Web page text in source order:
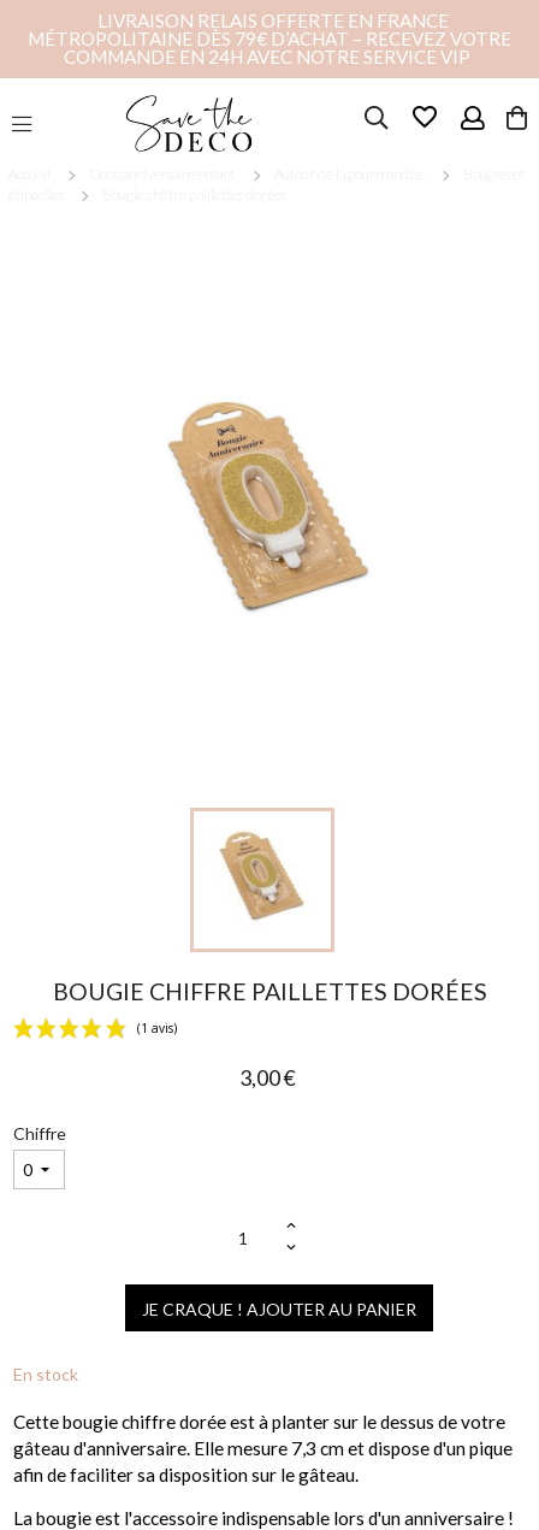
LIVRAISON RELAIS OFFERTE EN FRANCE
MÉTROPOLITAINE DÈS 79€ D’ACHAT – RECEVEZ VOTRE
COMMANDE EN 24H AVEC NOTRE SERVICE VIP
favorite_border
Accueil Deco anniversaire enfant Autour de la gourmandise
Bougies et
étincelles
Bougie chiffre paillettes dorées
BOUGIE CHIFFRE PAILLETTES DORÉES
3,00 €
Chiffre
JE CRAQUE ! AJOUTER AU PANIER
En stock
Cette bougie chiffre dorée est à planter sur le dessus de votre
gâteau d'anniversaire. Elle mesure 7,3 cm et dispose d'un pique
afin de faciliter sa disposition sur le gâteau.
La bougie est l'accessoire indispensable lors d'un anniversaire !